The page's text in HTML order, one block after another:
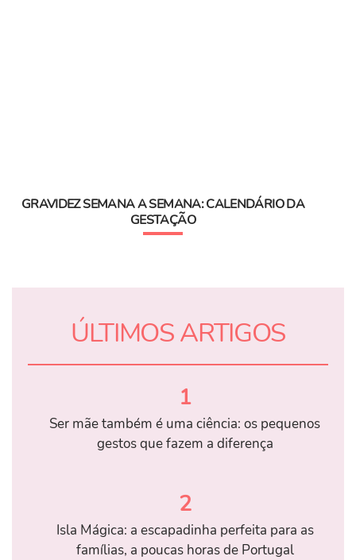
GRAVIDEZ SEMANA A SEMANA: CALENDÁRIO DA
GESTAÇÃO
ÚLTIMOS ARTIGOS
1
Ser mãe também é uma ciência: os pequenos
gestos que fazem a diferença
2
Isla Mágica: a escapadinha perfeita para as
famílias, a poucas horas de Portugal